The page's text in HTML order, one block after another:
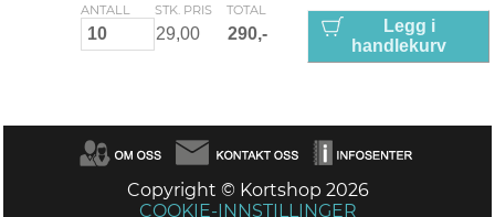
ANTALL STK. PRIS TOTAL
Legg i
handlekurv
Copyright © Kortshop 2026
COOKIE-INNSTILLINGER